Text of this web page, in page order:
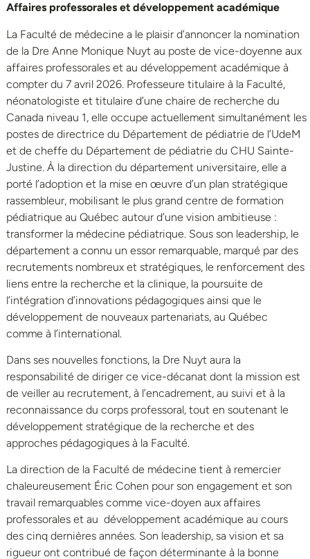
Affaires professorales et développement académique
La Faculté de médecine a le plaisir d’annoncer la nomination
de la Dre Anne Monique Nuyt au poste de vice-doyenne aux
affaires professorales et au développement académique à
compter du 7 avril 2026. Professeure titulaire à la Faculté,
néonatologiste et titulaire d’une chaire de recherche du
Canada niveau 1, elle occupe actuellement simultanément les
postes de directrice du Département de pédiatrie de l’UdeM
et de cheffe du Département de pédiatrie du CHU Sainte-
Justine. À la direction du département universitaire, elle a
porté l’adoption et la mise en œuvre d’un plan stratégique
rassembleur, mobilisant le plus grand centre de formation
pédiatrique au Québec autour d’une vision ambitieuse :
transformer la médecine pédiatrique. Sous son leadership, le
département a connu un essor remarquable, marqué par des
recrutements nombreux et stratégiques, le renforcement des
liens entre la recherche et la clinique, la poursuite de
l’intégration d’innovations pédagogiques ainsi que le
développement de nouveaux partenariats, au Québec
comme à l’international.
Dans ses nouvelles fonctions, la Dre Nuyt aura la
responsabilité de diriger ce vice-décanat dont la mission est
de veiller au recrutement, à l’encadrement, au suivi et à la
reconnaissance du corps professoral, tout en soutenant le
développement stratégique de la recherche et des
approches pédagogiques à la Faculté.
La direction de la Faculté de médecine tient à remercier
chaleureusement Éric Cohen pour son engagement et son
travail remarquables comme vice-doyen aux affaires
professorales et au développement académique au cours
des cinq dernières années. Son leadership, sa vision et sa
rigueur ont contribué de façon déterminante à la bonne